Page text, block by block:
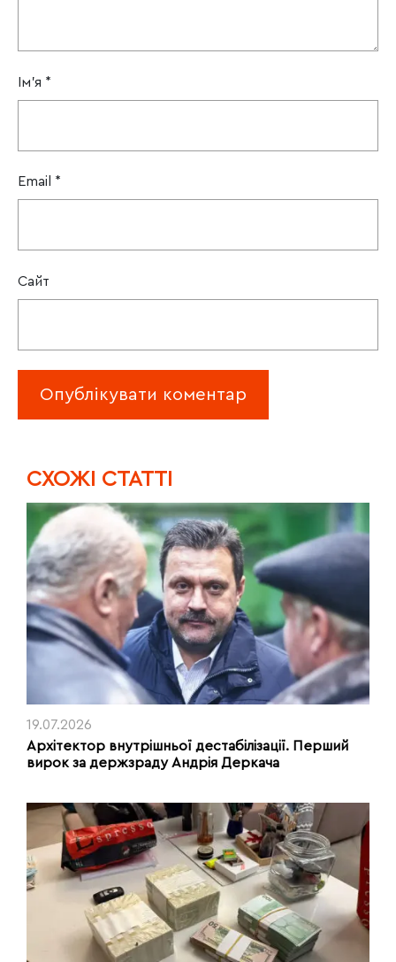
Ім'я *
Email *
Сайт
CХОЖІ СТАТТІ
19.07.2026
Архітектор внутрішньої дестабілізації. Перший
вирок за держзраду Андрія Деркача